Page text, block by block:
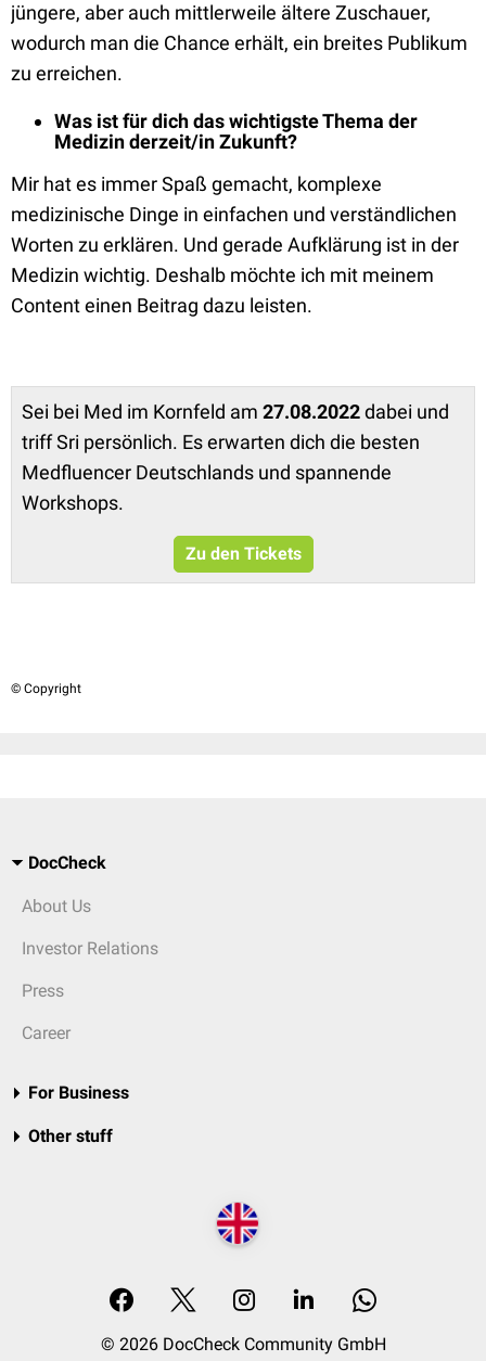
jüngere, aber auch mittlerweile ältere Zuschauer,
wodurch man die Chance erhält, ein breites Publikum
zu erreichen.
Was ist für dich das wichtigste Thema der
Medizin derzeit/in Zukunft?
Mir hat es immer Spaß gemacht, komplexe
medizinische Dinge in einfachen und verständlichen
Worten zu erklären. Und gerade Aufklärung ist in der
Medizin wichtig. Deshalb möchte ich mit meinem
Content einen Beitrag dazu leisten.
Sei bei Med im Kornfeld am 27.08.2022dabei und
triff Sri persönlich. Es erwarten dich die besten
Medfluencer Deutschlands und spannende
Workshops.
Zu den Tickets
© Copyright
DocCheck
About Us
Investor Relations
Press
Career
For Business
Other stuff
© 2026 DocCheck Community GmbH